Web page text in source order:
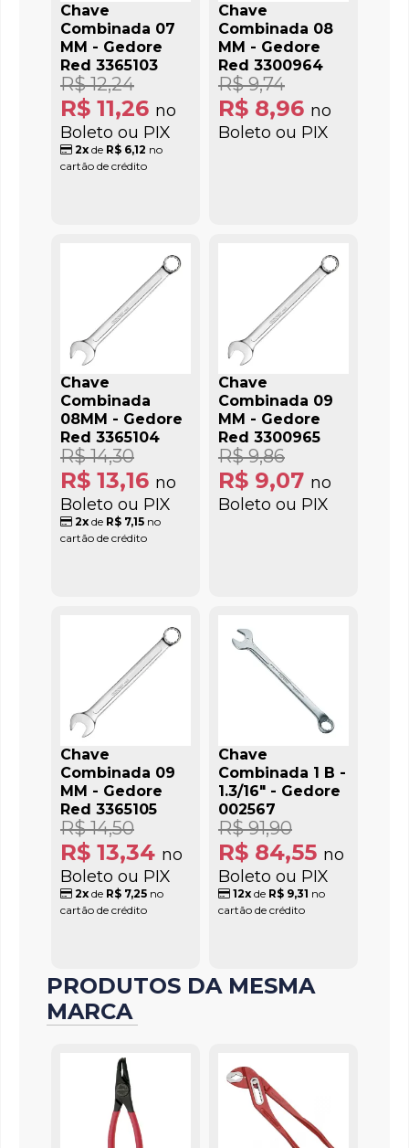
Chave
Combinada 07
MM - Gedore
Red 3365103
R$ 11,26 no
Boleto ou PIX
R$ 12,24
2x de R$ 6,12 no
cartão de crédito
Chave
Combinada 08
MM - Gedore
Red 3300964
R$ 8,96 no
Boleto ou PIX
R$ 9,74
Chave
Combinada
08MM - Gedore
Red 3365104
R$ 13,16 no
Boleto ou PIX
R$ 14,30
2x de R$ 7,15 no
cartão de crédito
Chave
Combinada 09
MM - Gedore
Red 3300965
R$ 9,07 no
Boleto ou PIX
R$ 9,86
Chave
Combinada 09
MM - Gedore
Red 3365105
R$ 13,34 no
Boleto ou PIX
R$ 14,50
2x de R$ 7,25 no
cartão de crédito
Chave
Combinada 1 B -
1.3/16" - Gedore
002567
R$ 84,55 no
Boleto ou PIX
R$ 91,90
12xde R$ 9,31 no
cartão de crédito
PRODUTOS DA MESMA
MARCA